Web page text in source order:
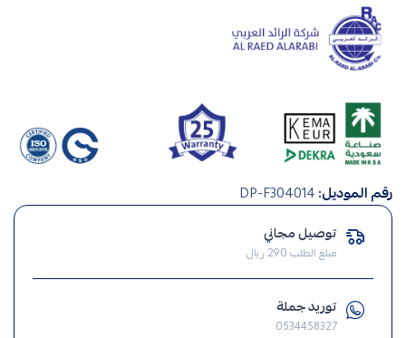
,
قواطع
كهربائية
كهرباء
رقم الموديل:DP-F304014
توصيل مجاني
مبلغ الطلب 290 ريال
توريد جملة
0534458327